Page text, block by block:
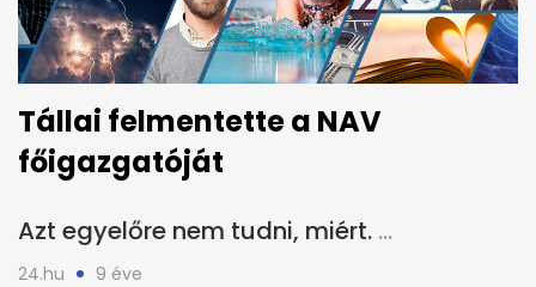
Tállai felmentette a NAV
főigazgatóját
Azt egyelőre nem tudni, miért.
24.hu 9 éve